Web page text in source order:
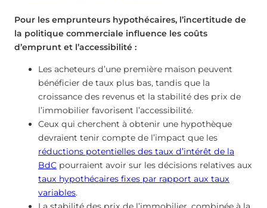
Pour les emprunteurs hypothécaires, l’incertitude de
la politique commerciale influence les coûts
d’emprunt et l’accessibilité :
Les acheteurs d’une première maison peuvent
bénéficier de taux plus bas, tandis que la
croissance des revenus et la stabilité des prix de
l’immobilier favorisent l’accessibilité.
Ceux qui cherchent à obtenir une hypothèque
devraient tenir compte de l’impact que les
réductions potentielles des taux d’intérêt de la
BdC pourraient avoir sur les décisions relatives aux
taux hypothécaires fixes par rapport aux taux
variables.